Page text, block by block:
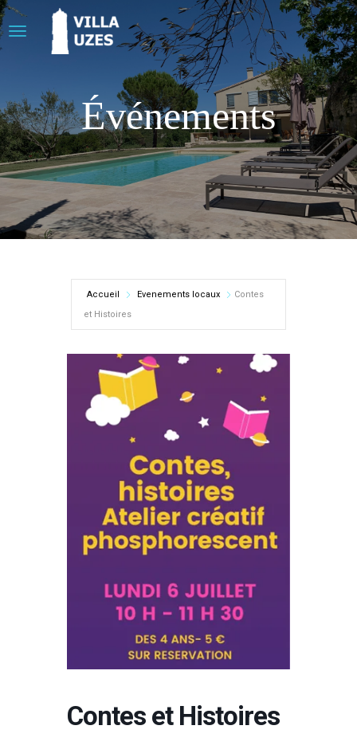
Événements
Accueil Evenements locaux
Contes
et Histoires
Contes et Histoires